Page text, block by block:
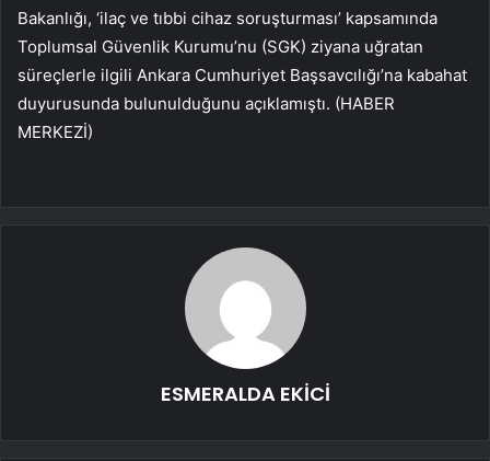
Bakanlığı, ‘ilaç ve tıbbi cihaz soruşturması’ kapsamında
Toplumsal Güvenlik Kurumu’nu (SGK) ziyana uğratan
süreçlerle ilgili Ankara Cumhuriyet Başsavcılığı’na kabahat
duyurusunda bulunulduğunu açıklamıştı. (HABER
MERKEZİ)
ESMERALDA EKİCİ